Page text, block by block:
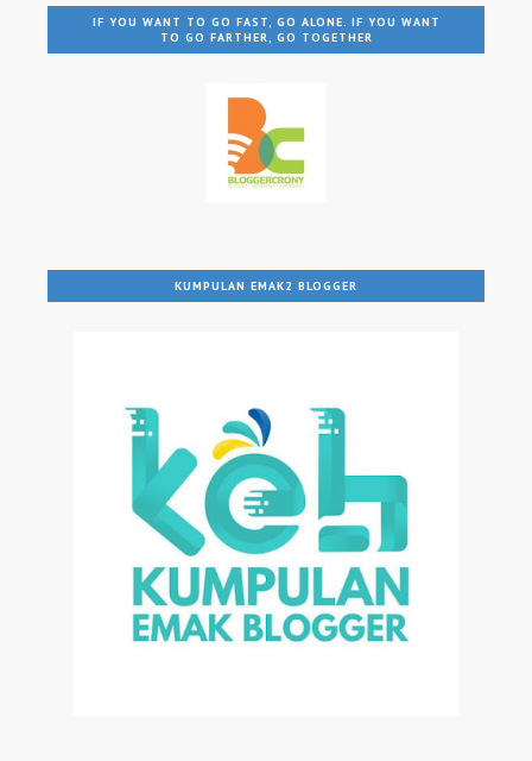
IF YOU WANT TO GO FAST, GO ALONE. IF YOU WANT
TO GO FARTHER, GO TOGETHER
KUMPULAN EMAK2 BLOGGER